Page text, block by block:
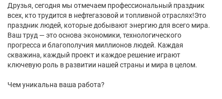
Друзья, сегодня мы отмечаем профессиональный праздник
всех, кто трудится в нефтегазовой и топливной отраслях!Это
праздник людей, которые добывают энергию для всего мира.
Ваш труд — это основа экономики, технологического
прогресса и благополучия миллионов людей. Каждая
скважина, каждый проект и каждое решение играют
ключевую роль в развитии нашей страны и мира в целом.
Чем уникальна ваша работа?